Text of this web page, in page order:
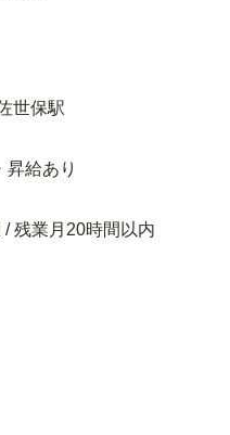
世保駅
昇給あり
残業月20時間以内